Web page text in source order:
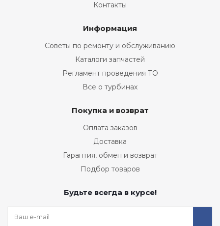
Контакты
Информация
Советы по ремонту и обслуживанию
Каталоги запчастей
Регламент проведения ТО
Все о турбинах
Покупка и возврат
Оплата заказов
Доставка
Гарантия, обмен и возврат
Подбор товаров
Будьте всегда в курсе!